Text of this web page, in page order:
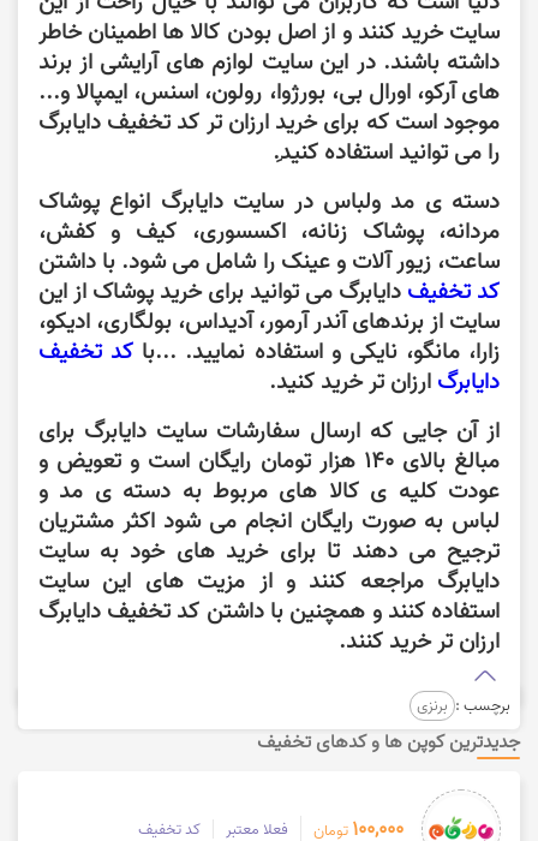
سایت خرید کنند و از اصل بودن کالا ها اطمینان خاطر
داشته باشند. در این سایت لوازم های آرایشی از برند
های آرکو، اورال بی، بورژوا، رولون، اسنس، ایمپالا و...
موجود است که برای خرید ارزان تر کد تخفیف دایابرگ
را می توانید استفاده کنید.ِ
دسته ی مد ولباس در سایت دایابرگ انواع پوشاک
مردانه، پوشاک زنانه، اکسسوری، کیف و کفش،
ساعت، زیور آلات و عینک را شامل می شود. با داشتن
کد تخفیف دایابرگ می توانید برای خرید پوشاک از این
سایت از برندهای آندر آرمور، آدیداس، بولگاری، ادیکو،
زارا، مانگو، نایکی و استفاده نمایید. ...باکد تخفیف
دایابرگ ارزان تر خرید کنید.
از آن جایی که ارسال سفارشات سایت دایابرگ برای
مبالغ بالای 140 هزار تومان رایگان است و تعویض و
عودت کلیه ی کالا های مربوط به دسته ی مد و
لباس به صورت رایگان انجام می شود اکثر مشتریان
ترجیح می دهند تا برای خرید های خود به سایت
دایابرگ مراجعه کنند و از مزیت های این سایت
استفاده کنند و همچنین با داشتن کد تخفیف دایابرگ
ارزان تر خرید کنند.
برچسب : برنزی
جدیدترین کوپن ها و کدهای تخفیف
100,000 تومان فعلا معتبر کد تخفیف